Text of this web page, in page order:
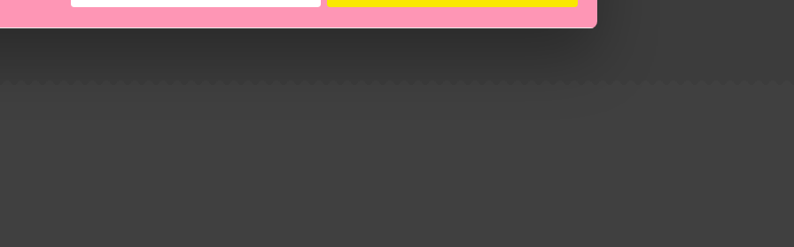
Pásate por nuestra página de sostenibilidad.
envío es de 5-8 días laborables. Ten en cuenta que se trata de una estimación y que el tiempo exacto